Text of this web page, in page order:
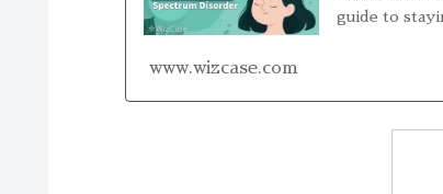
guide to
www.wizcase.com